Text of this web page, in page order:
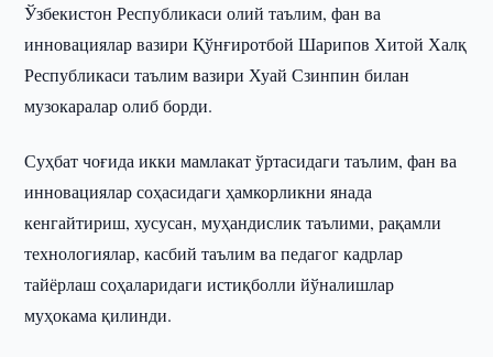
Ўзбекистон Республикаси олий таълим, фан ва
инновациялар вазири Қўнғиротбой Шарипов Хитой Халқ
Республикаси таълим вазири Хуай Сзинпин билан
музокаралар олиб борди.
Суҳбат чоғида икки мамлакат ўртасидаги таълим, фан ва
инновациялар соҳасидаги ҳамкорликни янада
кенгайтириш, хусусан, муҳандислик таълими, рақамли
технологиялар, касбий таълим ва педагог кадрлар
тайёрлаш соҳаларидаги истиқболли йўналишлар
муҳокама қилинди.